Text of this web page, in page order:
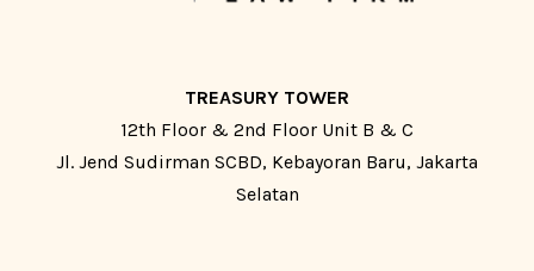
TREASURY TOWER
12th Floor & 2nd Floor Unit B & C
Jl. Jend Sudirman SCBD, Kebayoran Baru, Jakarta
Selatan